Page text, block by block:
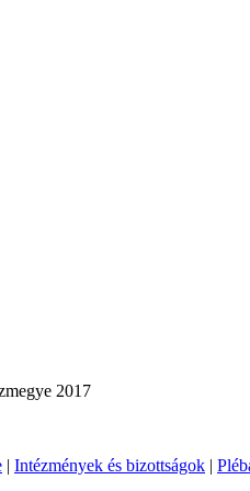
2017
| Intézmények és bizottságok |